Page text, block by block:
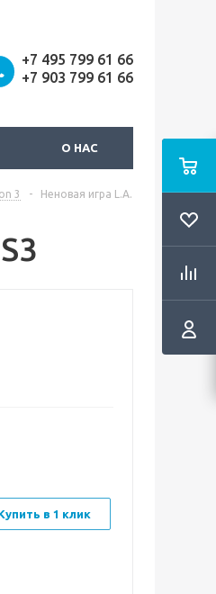
+7 495 799 61 66
+7 903 799 61 66
О НАС
3 -
Неновая игра L.A.
в 1 клик